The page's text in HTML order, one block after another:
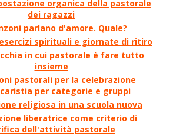
organica della pastorale
dei ragazzi
parlano d'amore. Quale?
spirituali e giornate di ritiro
in cui pastorale è fare tutto
insieme
pastorali per la celebrazione
per categorie e gruppi
religiosa in una scuola nuova
liberatrice come criterio di
dell'attività pastorale